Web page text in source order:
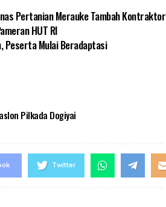
Pertanian Merauke Tambah Kontraktor
HUT RI
Peserta Mulai Beradaptasi
Pilkada Dogiyai
Twitter